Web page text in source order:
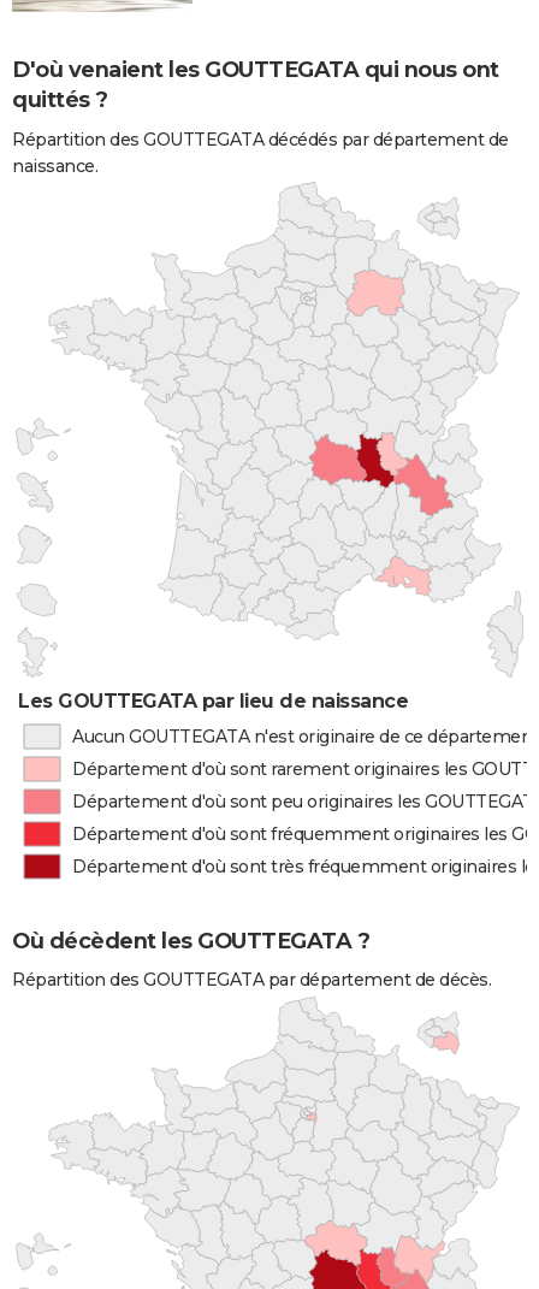
D'où venaient les GOUTTEGATA qui nous ont
quittés ?
Répartition des GOUTTEGATA décédés par département de
naissance.
Les GOUTTEGATA par lieu de naissance
Aucun GOUTTEGATA n'est originaire de ce département
Département d'où sont rarement originaires les
Département d'où sont peu originaires les
Département d'où sont fréquemment originaires les
Département d'où sont très fréquemment originaires
Où décèdent les GOUTTEGATA ?
Répartition des GOUTTEGATA par département de décès.